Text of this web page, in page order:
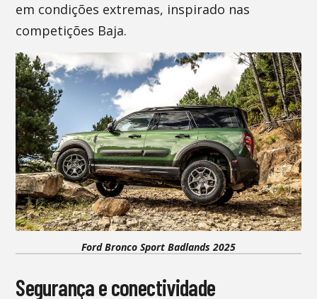
em condições extremas, inspirado nas
competições Baja.
Ford Bronco Sport Badlands 2025
Segurança e conectividade